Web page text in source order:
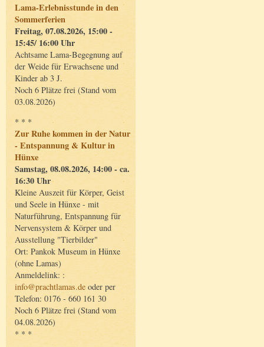
Lama-Erlebnisstunde in den
Sommerferien
Freitag, 07.08.2026, 15:00 -
15:45/ 16:00 Uhr
Achtsame Lama-Begegnung auf
der Weide für Erwachsene und
Kinder ab 3 J.
Noch 6 Plätze frei (Stand vom
03.08.2026)
* * *
Zur Ruhe kommen in der Natur
- Entspannung & Kultur in
Hünxe
Samstag, 08.08.2026, 14:00 - ca.
16:30 Uhr
Kleine Auszeit für Körper, Geist
und Seele in Hünxe - mit
Naturführung, Entspannung für
Nervensystem & Körper und
Ausstellung "Tierbilder"
Ort: Pankok Museum in Hünxe
(ohne Lamas)
Anmeldelink: :
info@prachtlamas.de oder per
Telefon: 0176 - 660 161 30
Noch 6 Plätze frei (Stand vom
04.08.2026)
* * *